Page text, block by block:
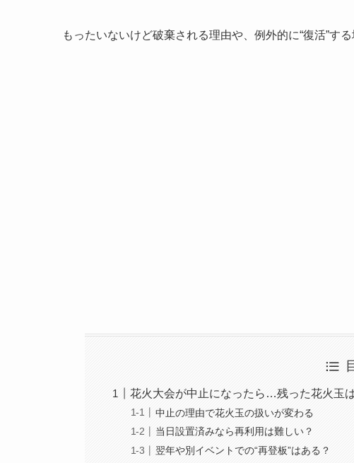
もったいないけど破棄される理由や、例外的に“復活”す
花火大会が中止になったら…残った花火玉
中止の理由で花火玉の扱いが変わる
当日設置済みなら再利用は難しい？
翌年や別イベントでの“再登板”はある？